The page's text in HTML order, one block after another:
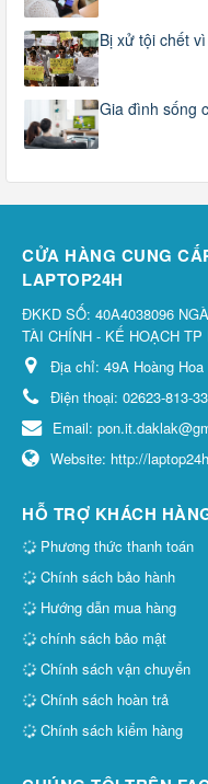
Bị xử tội chết
Gia đình sống
CỬA HÀNG CUNG
LAPTOP24H
ĐKKD SỐ: 40A4038096
TÀI CHÍNH - KẾ HOẠCH
Địa chỉ: 49A Hoàng
Điện thoại: 02623-813-
Email:
Website: http://
HỖ TRỢ KHÁCH
Phương thức thanh toán
Chính sách bảo hành
Hướng dẫn mua hàng
chính sách bảo mật
Chính sách vận chuyển
Chính sách hoàn trả
Chính sách kiểm hàng